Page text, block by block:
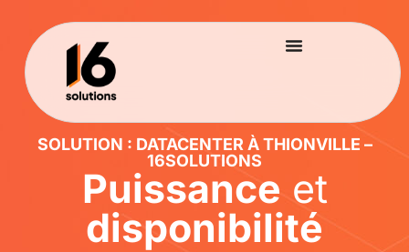
SOLUTION : DATACENTER À THIONVILLE –
16SOLUTIONS
Puissanceet
disponibilité